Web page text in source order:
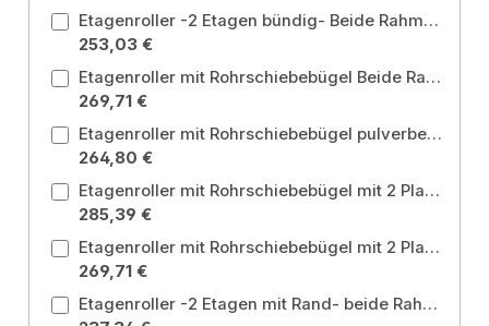
Etagenroller -2 Etagen bündig- Beide Rahmen mit Böden aus Holzwerkstoffplatte, Oberfläche Buchendekor, Böden bündig mit Oberkante Rahmen
253,03 €
Etagenroller mit Rohrschiebebügel Beide Rahmen mit Böden aus Holzwerkstoffplatte, Oberfläche mittelgrau
269,71 €
Etagenroller mit Rohrschiebebügel pulverbeschichtet blau RAL 5007, lichter Etagenabstand 500 mm, Tragkraft obere Ladefläche 80 kg
264,80 €
Etagenroller mit Rohrschiebebügel mit 2 Plattformen und Rohrschiebebügel, beide Rahmen mit Böden aus Holzwerkstoffplatte, bündiger Boden
285,39 €
Etagenroller mit Rohrschiebebügel mit 2 Plattformen und Rohrschiebebügel, beide Rahmen mit Böden aus Holzwerkstoffplatte, mit Rand
269,71 €
Etagenroller -2 Etagen mit Rand- beide Rahmen mit Böden aus Holzwerkstoffplatte, Oberfläche mittelgrau